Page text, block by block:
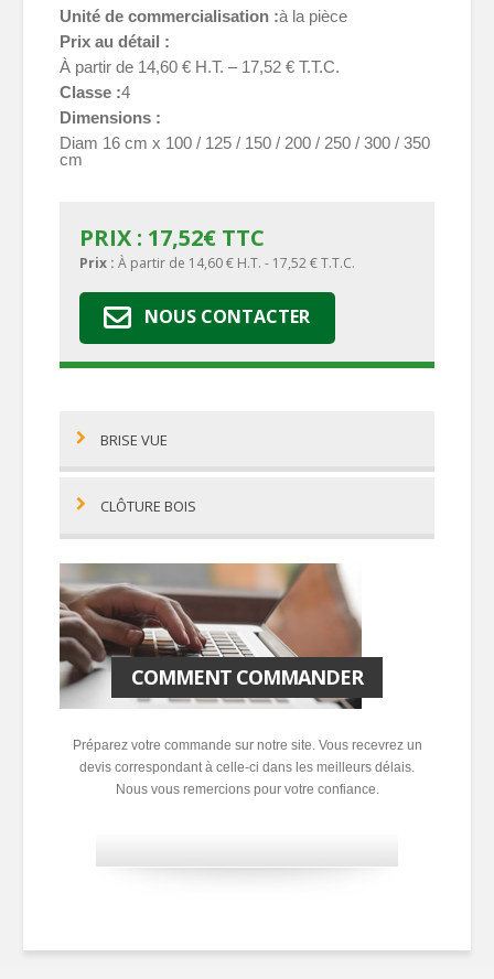
Unité de commercialisation à la pièce
Prix au détail
À partir de 14,60 € H.T. – 17,52 € T.T.C.
Classe 4
Dimensions
Diam 16 cm x 100 / 125 / 150 / 200 / 250 / 300 / 350
cm
PRIX : 17,52€TTC
Prix : À partir de 14,60 € H.T. - 17,52 € T.T.C.
NOUS CONTACTER
BRISE VUE
CLÔTURE BOIS
COMMENT COMMANDER
Préparez votre commande sur notre site. Vous recevrez un
devis correspondant à celle-ci dans les meilleurs délais.
Nous vous remercions pour votre confiance.